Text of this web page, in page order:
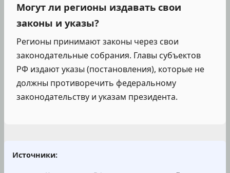
Могут ли регионы издавать свои
законы и указы?
Регионы принимают законы через свои
законодательные собрания. Главы субъектов
РФ издают указы (постановления), которые не
должны противоречить федеральному
законодательству и указам президента.
Источники: